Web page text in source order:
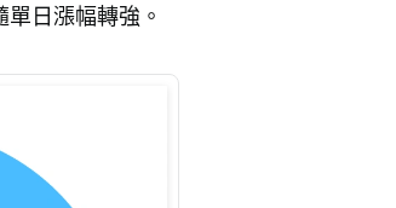
日漲幅轉強。